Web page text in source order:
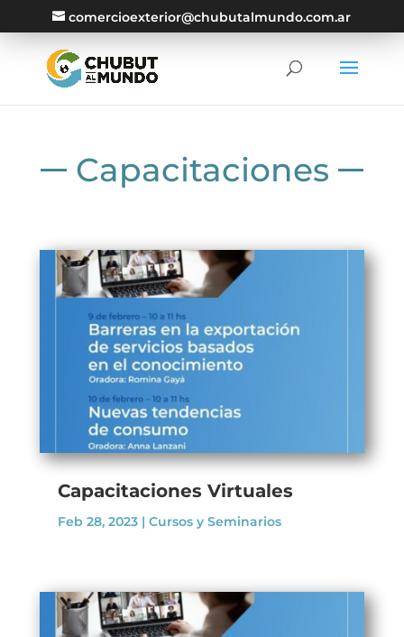
comercioexterior@chubutalmundo.com.ar
Capacitaciones
Capacitaciones Virtuales
Feb 28, 2023| Cursos y Seminarios